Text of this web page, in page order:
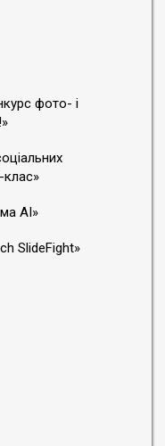
фото- і
клас»
АІ»
SlideFight»